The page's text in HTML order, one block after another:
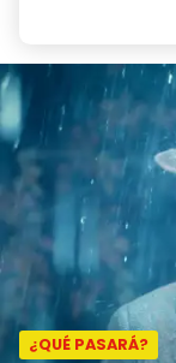
¿QUÉ PASARÁ?